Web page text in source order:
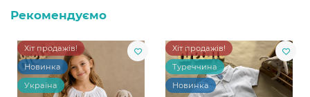
Рекомендуємо
Хіт продажів!
Новинка
Україна
Хіт продажів!
Туреччина
Новинка